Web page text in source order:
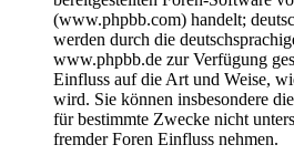
(www.phpbb.com) handelt;
werden durch die
www.phpbb.de zur Verfügung
Einfluss auf die Art und Weise,
wird. Sie können insbesondere
für bestimmte Zwecke nicht
fremder Foren Einfluss nehmen.